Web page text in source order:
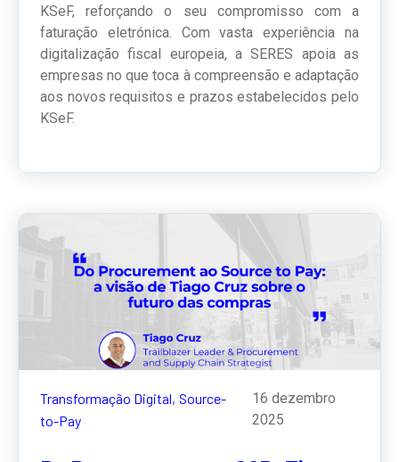
KSeF, reforçando o seu compromisso com a
faturação eletrónica. Com vasta experiência na
digitalização fiscal europeia, a SERES apoia as
empresas no que toca à compreensão e adaptação
aos novos requisitos e prazos estabelecidos pelo
KSeF.
Transformação Digital, Source-
to-Pay
16 dezembro
2025